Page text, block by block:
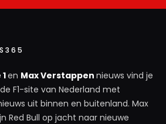
Max wel leuker om naar te
en kunnen herkennen wat hij laat
aan het soort reacties te zien, kunnen
dat niet.
en Max Verstappen nieuws vind je
F1-site van Nederland met
uit binnen en buitenland. Max
Red Bull op jacht naar nieuwe